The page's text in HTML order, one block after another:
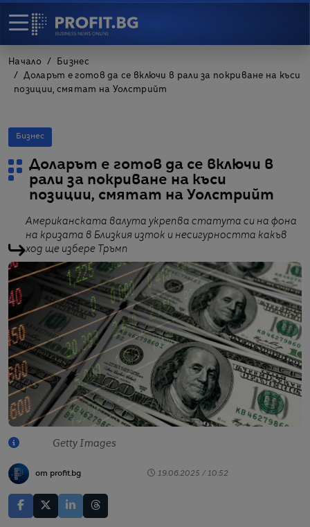
Начало
Бизнес
Доларът е готов да се включи в рали за покриване на къси
позиции, смятат на Уолстрийт
Бизнес
Доларът е готов да се включи в
рали за покриване на къси
позиции, смятат на Уолстрийт
Американската валута укрепва статута си на фона
на кризата в Близкия изток и несигурността какъв
ход ще избере Тръмп
Getty Images
от profit.bg 19.06.2025 / 10:52